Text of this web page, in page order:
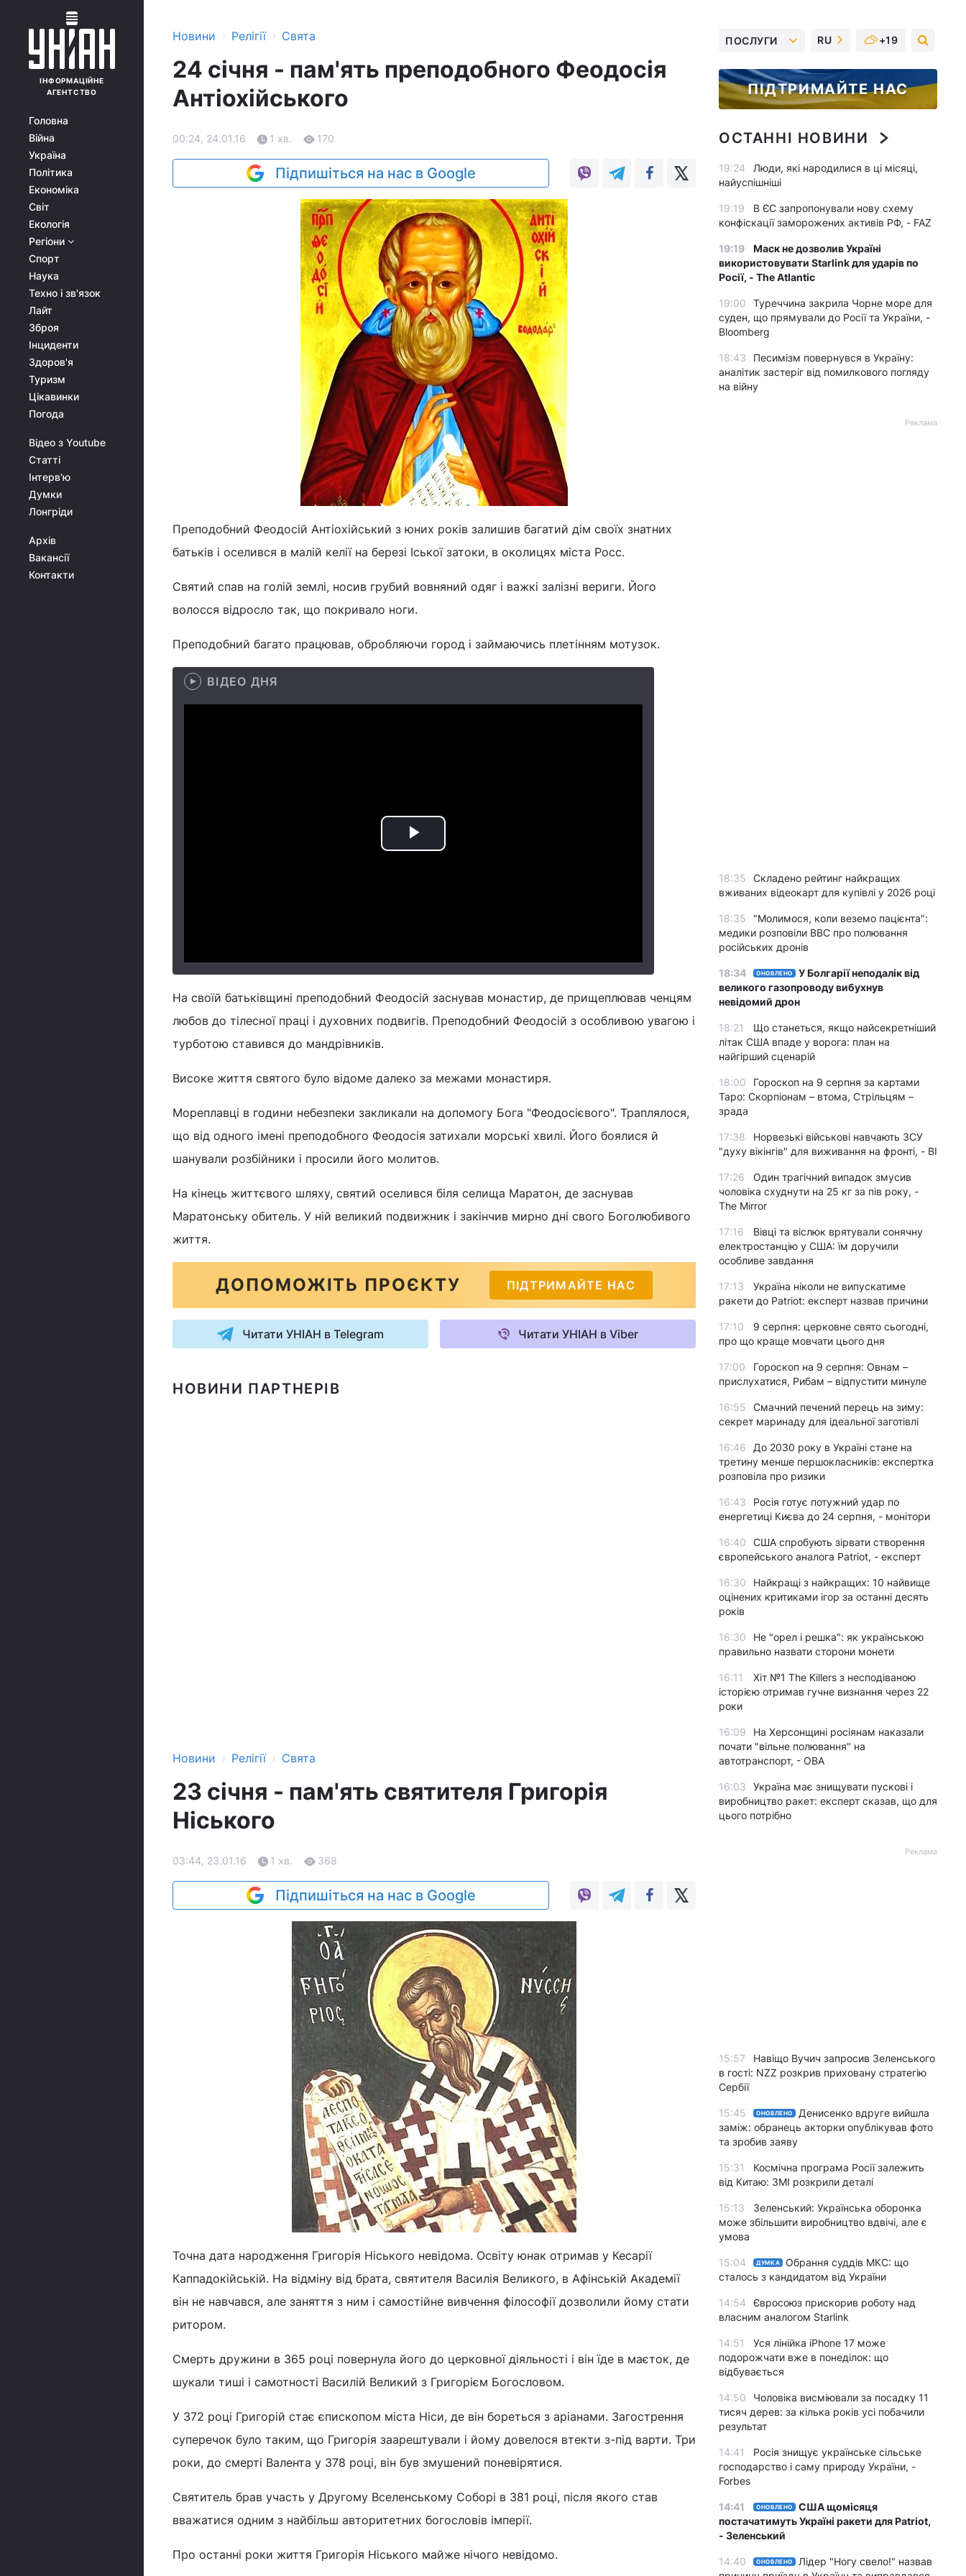
ІНФОРМАЦІЙНЕ
АГЕНТСТВО
Головна
Війна
Україна
Політика
Економіка
Світ
Екологія
Регіони
Спорт
Наука
Техно і зв'язок
Лайт
Зброя
Інциденти
Здоров'я
Туризм
Цікавинки
Погода
Відео з Youtube
Статті
Інтерв'ю
Думки
Лонгріди
Архів
Вакансії
Контакти
Новини › Релігії › Свята
24 січня - пам'ять преподобного Феодосія
Антіохійського
00:24, 24.01.16 1 хв. 170
Підпишіться на нас в Google
Преподобний Феодосій Антіохійський з юних років залишив багатий дім своїх знатних
батьків і оселився в малій келії на березі Іської затоки, в околицях міста Росс.
Святий спав на голій землі, носив грубий вовняний одяг і важкі залізні вериги. Його
волосся відросло так, що покривало ноги.
Преподобний багато працював, обробляючи город і займаючись плетінням мотузок.
ВІДЕО ДНЯ
Play
На своїй батьківщині преподобний Феодосій заснував монастир, де прищеплював ченцям
любов до тілесної праці і духовних подвигів. Преподобний Феодосій з особливою увагою і
турботою ставився до мандрівників.
Високе життя святого було відоме далеко за межами монастиря.
Мореплавці в години небезпеки закликали на допомогу Бога "Феодосієвого". Траплялося,
що від одного імені преподобного Феодосія затихали морські хвилі. Його боялися й
шанували розбійники і просили його молитов.
На кінець життєвого шляху, святий оселився біля селища Маратон, де заснував
Маратонську обитель. У ній великий подвижник і закінчив мирно дні свого Боголюбивого
життя.
ДОПОМОЖІТЬ ПРОЄКТУ ПІДТРИМАЙТЕ НАС
Читати УНІАН в Telegram Читати УНІАН в Viber
НОВИНИ ПАРТНЕРІВ
Новини › Релігії › Свята
23 січня - пам'ять святителя Григорія
Ніського
03:44, 23.01.16 1 хв. 368
Підпишіться на нас в Google
Точна дата народження Григорія Ніського невідома. Освіту юнак отримав у Кесарії
Каппадокійській. На відміну від брата, святителя Василія Великого, в Афінській Академії
він не навчався, але заняття з ним і самостійне вивчення філософії дозволили йому стати
ритором.
Смерть дружини в 365 році повернула його до церковної діяльності і він їде в маєток, де
шукали тиші і самотності Василій Великий з Григорієм Богословом.
У 372 році Григорій стає єпископом міста Ніси, де він бореться з аріанами. Загострення
суперечок було таким, що Григорія заарештували і йому довелося втекти з-під варти. Три
роки, до смерті Валента у 378 році, він був змушений поневірятися.
Святитель брав участь у Другому Вселенському Соборі в 381 році, після якого став
вважатися одним з найбільш авторитетних богословів імперії.
Про останні роки життя Григорія Ніського майже нічого невідомо.
ПОСЛУГИ RU +19
ПІДТРИМАЙТЕ НАС
ОСТАННІ НОВИНИ
19:24
Люди, які народилися в ці місяці,
найуспішніші
19:19
В ЄС запропонували нову схему
конфіскації заморожених активів РФ, - FAZ
19:19
Маск не дозволив Україні
використовувати Starlink для ударів по
Росії, - The Atlantic
19:00
Туреччина закрила Чорне море для
суден, що прямували до Росії та України, -
Bloomberg
18:43
Песимізм повернувся в Україну:
аналітик застеріг від помилкового погляду
на війну
Реклама
18:35
Складено рейтинг найкращих
вживаних відеокарт для купівлі у 2026 році
18:35
"Молимося, коли веземо пацієнта":
медики розповіли BBC про полювання
російських дронів
18:34 ОНОВЛЕНО
У Болгарії неподалік від
великого газопроводу вибухнув
невідомий дрон
18:21
Що станеться, якщо найсекретніший
літак США впаде у ворога: план на
найгірший сценарій
18:00
Гороскоп на 9 серпня за картами
Таро: Скорпіонам – втома, Стрільцям –
зрада
17:38
Норвезькі військові навчають ЗСУ
"духу вікінгів" для виживання на фронті, - BI
17:26
Один трагічний випадок змусив
чоловіка схуднути на 25 кг за пів року, -
The Mirror
17:16
Вівці та віслюк врятували сонячну
електростанцію у США: їм доручили
особливе завдання
17:13
Україна ніколи не випускатиме
ракети до Patriot: експерт назвав причини
17:10
9 серпня: церковне свято сьогодні,
про що краще мовчати цього дня
17:00
Гороскоп на 9 серпня: Овнам –
прислухатися, Рибам – відпустити минуле
16:55
Смачний печений перець на зиму:
секрет маринаду для ідеальної заготівлі
16:46
До 2030 року в Україні стане на
третину менше першокласників: експертка
розповіла про ризики
16:43
Росія готує потужний удар по
енергетиці Києва до 24 серпня, - монітори
16:40
США спробують зірвати створення
європейського аналога Patriot, - експерт
16:30
Найкращі з найкращих: 10 найвище
оцінених критиками ігор за останні десять
років
16:30
Не "орел і решка": як українською
правильно назвати сторони монети
16:11
Хіт №1 The Killers з несподіваною
історією отримав гучне визнання через 22
роки
16:09
На Херсонщині росіянам наказали
почати "вільне полювання" на
автотранспорт, - ОВА
16:03
Україна має знищувати пускові і
виробництво ракет: експерт сказав, що для
цього потрібно
Реклама
15:57
Навіщо Вучич запросив Зеленського
в гості: NZZ розкрив приховану стратегію
Сербії
15:45 ОНОВЛЕНО
Денисенко вдруге вийшла
заміж: обранець акторки опублікував фото
та зробив заяву
15:31
Космічна програма Росії залежить
від Китаю: ЗМІ розкрили деталі
15:13
Зеленський: Українська оборонка
може збільшити виробництво вдвічі, але є
умова
15:04 ДУМКА
Обрання суддів МКС: що
сталось з кандидатом від України
14:54
Євросоюз прискорив роботу над
власним аналогом Starlink
14:51
Уся лінійка iPhone 17 може
подорожчати вже в понеділок: що
відбувається
14:50
Чоловіка висміювали за посадку 11
тисяч дерев: за кілька років усі побачили
результат
14:41
Росія знищує українське сільське
господарство і саму природу України, -
Forbes
14:41 ОНОВЛЕНО
США щомісяця
постачатимуть Україні ракети для Patriot,
- Зеленський
14:40 ОНОВЛЕНО
Лідер "Ногу свело!" назвав